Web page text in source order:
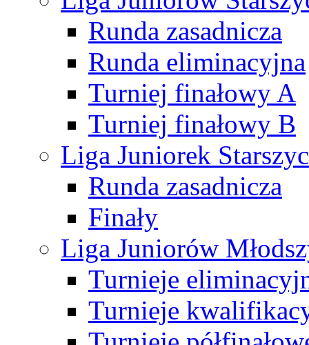
Runda zasadnicza
Runda eliminacyjna
Turniej finałowy A
Turniej finałowy B
Liga Juniorek
Runda zasadnicza
Finały
Liga Juniorów
Turnieje
Turnieje